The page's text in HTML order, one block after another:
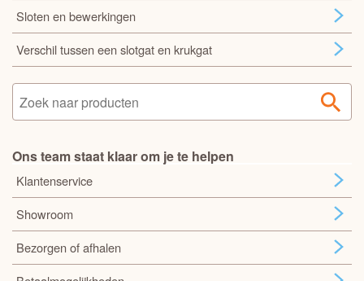
Sloten en bewerkingen
Verschil tussen een slotgat en krukgat
Ons team staat klaar om je te helpen
Klantenservice
Showroom
Bezorgen of afhalen